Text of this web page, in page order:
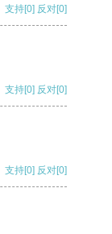
支持[0] 反对[0]
支持[0] 反对[0]
支持[0] 反对[0]